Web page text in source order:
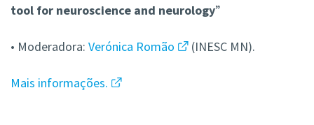
tool for neuroscience and neurology”
• Moderadora: Verónica Romão (INESC MN).
Mais informações.